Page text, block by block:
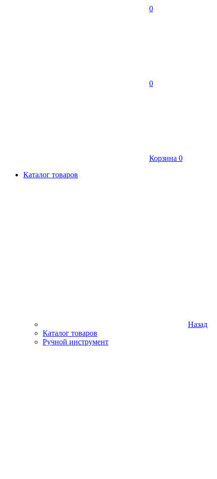
0
0
Корзина 0
Каталог товаров
Назад
Каталог товаров
Ручной инструмент